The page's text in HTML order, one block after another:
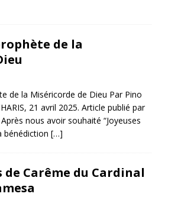
de la
de la Miséricorde de Dieu Par Pino
21 avril 2025. Article publié par
nous avoir souhaité “Joyeuses
bénédiction […]
Carême du Cardinal